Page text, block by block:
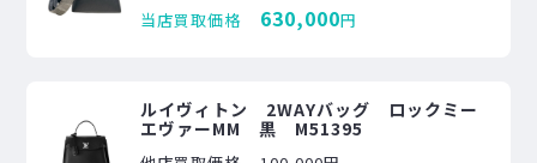
当店買取価格
630,000円
ルイヴィトン 2WAYバッグ ロックミー
エヴァーMM 黒 M51395